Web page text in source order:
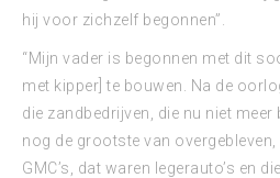
hij voor zichzelf begonnen”.
“Mijn vader is begonnen met dit
met kipper] te bouwen. Na de
die zandbedrijven, die nu niet
nog de grootste van
GMC’s, dat waren legerauto’s en